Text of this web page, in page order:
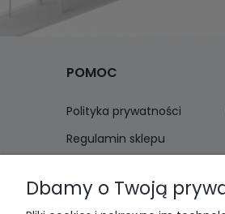
POMOC
Polityka prywatności
Regulamin sklepu
Dbamy o Twoją